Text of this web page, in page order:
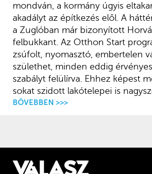
mondván, a kormány úgyis
akadályt az építkezés elől. A
a Zuglóban már bizonyított
felbukkant. Az Otthon Start
zsúfolt, nyomasztó, embertelen
születhet, minden eddig
szabályt felülírva. Ehhez képest
sokat szidott lakótelepei is
BŐVEBBEN >>>